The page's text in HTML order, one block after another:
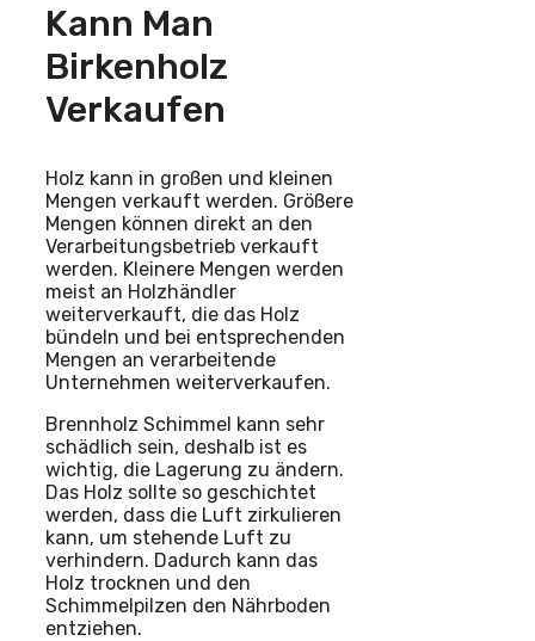
Kann Man
Birkenholz
Verkaufen
Holz kann in großen und kleinen
Mengen verkauft werden. Größere
Mengen können direkt an den
Verarbeitungsbetrieb verkauft
werden. Kleinere Mengen werden
meist an Holzhändler
weiterverkauft, die das Holz
bündeln und bei entsprechenden
Mengen an verarbeitende
Unternehmen weiterverkaufen.
Brennholz Schimmel kann sehr
schädlich sein, deshalb ist es
wichtig, die Lagerung zu ändern.
Das Holz sollte so geschichtet
werden, dass die Luft zirkulieren
kann, um stehende Luft zu
verhindern. Dadurch kann das
Holz trocknen und den
Schimmelpilzen den Nährboden
entziehen.